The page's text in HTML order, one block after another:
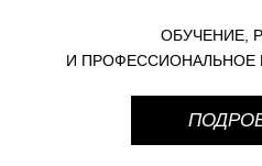
ОБУЧЕНИЕ,
И ПРОФЕССИОНАЛЬНОЕ